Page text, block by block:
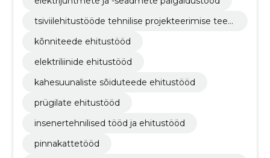
tsiviilehitustööde tehnilise projekteerimise teen
kõnniteede ehitustööd
elektriliinide ehitustööd
kahesuunaliste sõiduteede ehitustööd
prügilate ehitustööd
insenertehnilised tööd ja ehitustööd
pinnakattetööd